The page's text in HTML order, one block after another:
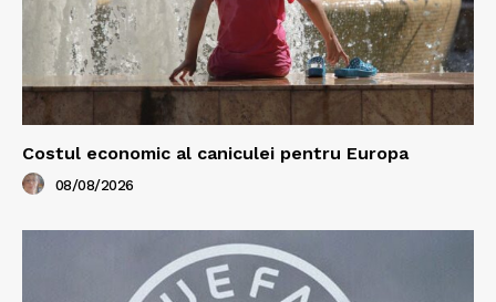
Costul economic al caniculei pentru Europa
08/08/2026